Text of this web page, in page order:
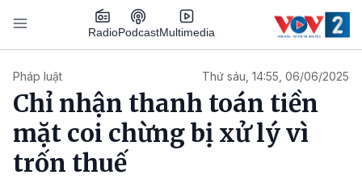
Nhảy đến nội dung
RadioPodcastMultimedia
Pháp luật Thứ sáu, 14:55, 06/06/2025
Chỉ nhận thanh toán tiền
mặt coi chừng bị xử lý vì
trốn thuế